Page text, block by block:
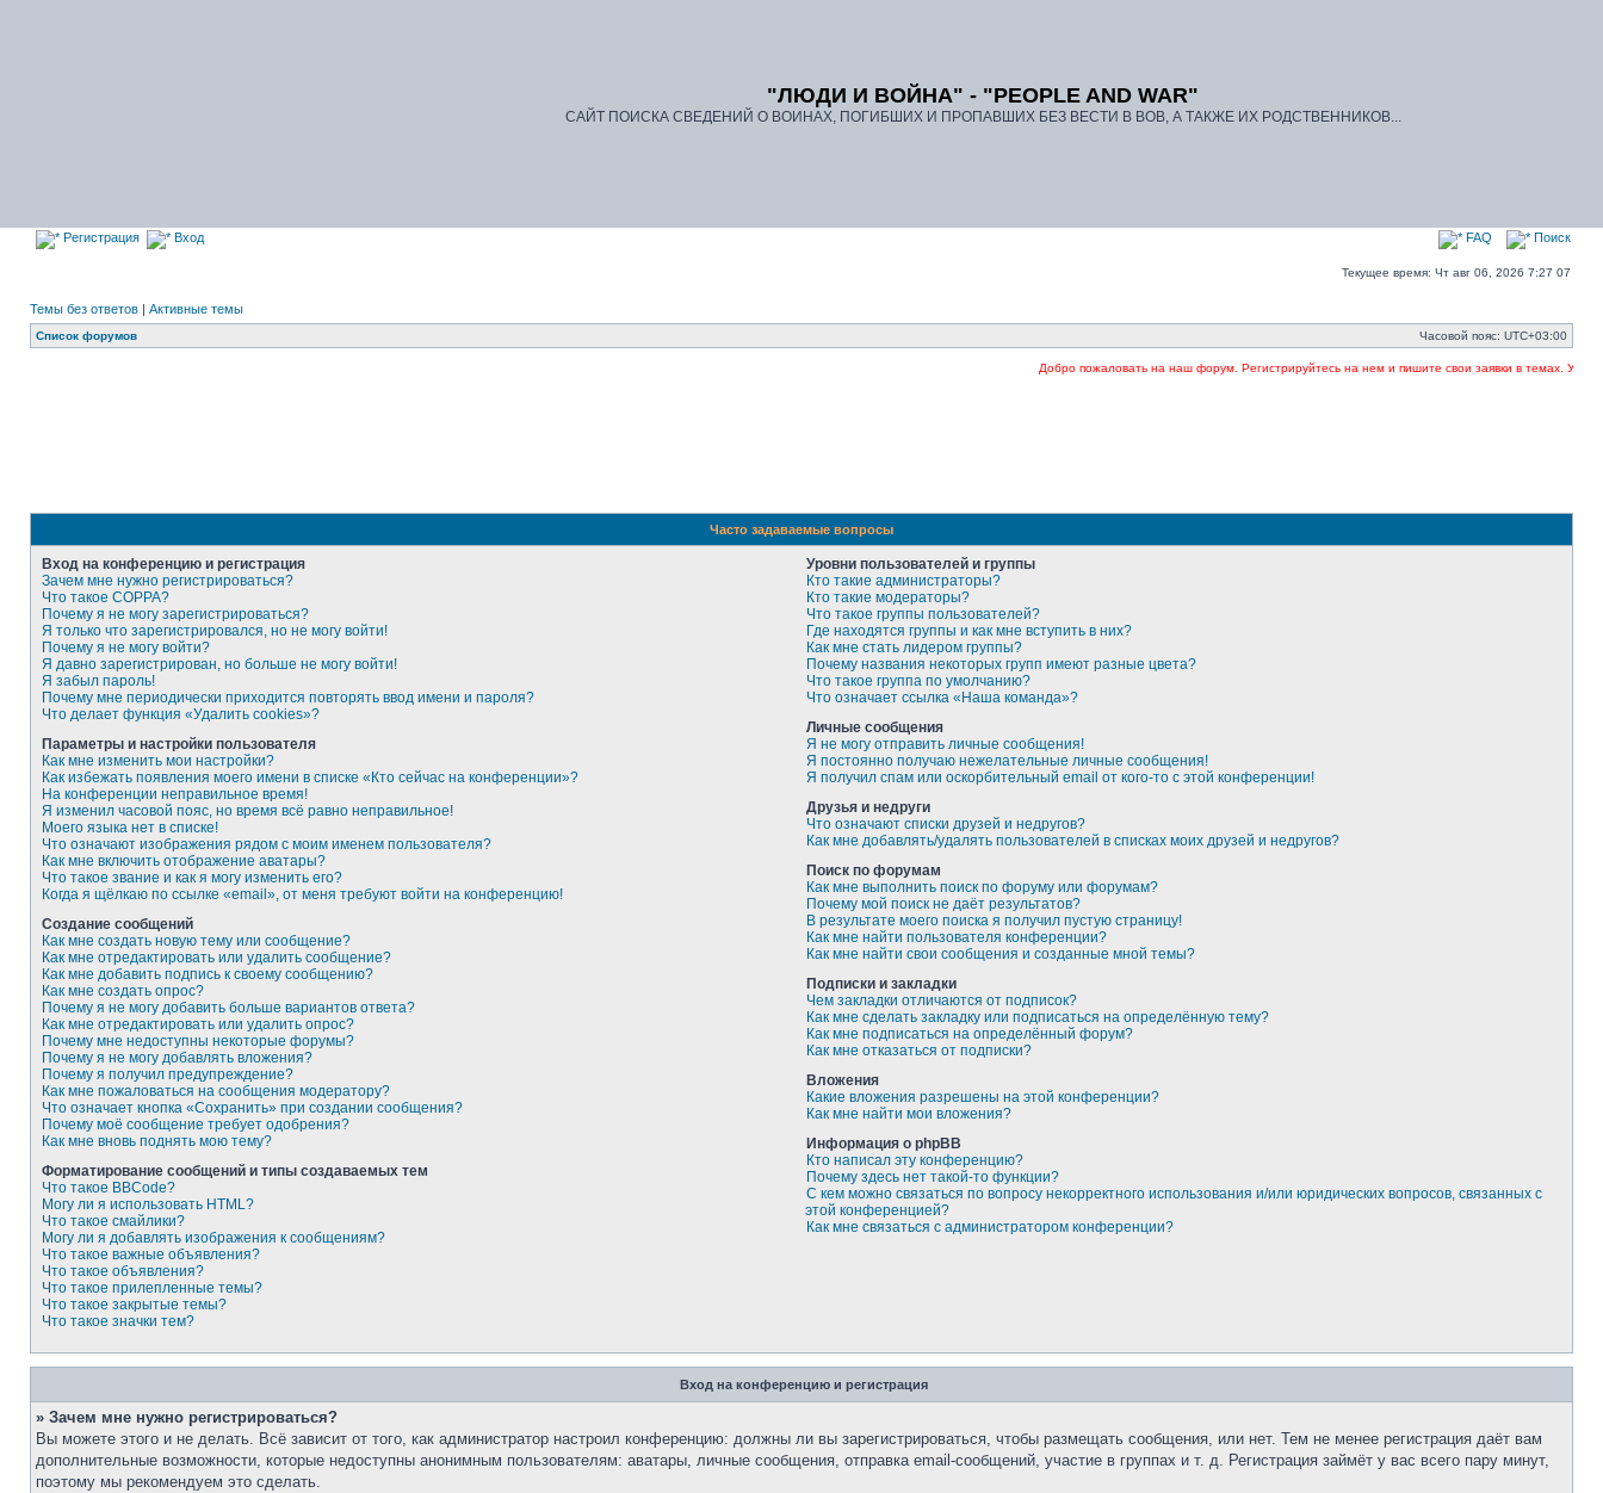
"ЛЮДИ И ВОЙНА" - "PEOPLE AND WAR"
САЙТ ПОИСКА СВЕДЕНИЙ О ВОИНАХ, ПОГИБШИХ И ПРОПАВШИХ БЕЗ ВЕСТИ В ВОВ, А ТАКЖЕ ИХ РОДСТВЕННИКОВ...
Регистрация Вход FAQ Поиск
Текущее время: Чт авг 06, 2026 7:27 07
Темы без ответов | Активные темы
Список форумов Часовой пояс: UTC+03:00
Добро пожаловать на наш форум. Регистрируйтесь на нем и пишите свои заявки в темах. Указывайте в
Часто задаваемые вопросы
Вход на конференцию и регистрация
Зачем мне нужно регистрироваться?
Что такое COPPA?
Почему я не могу зарегистрироваться?
Я только что зарегистрировался, но не могу войти!
Почему я не могу войти?
Я давно зарегистрирован, но больше не могу войти!
Я забыл пароль!
Почему мне периодически приходится повторять ввод имени и пароля?
Что делает функция «Удалить cookies»?
Параметры и настройки пользователя
Как мне изменить мои настройки?
Как избежать появления моего имени в списке «Кто сейчас на конференции»?
На конференции неправильное время!
Я изменил часовой пояс, но время всё равно неправильное!
Моего языка нет в списке!
Что означают изображения рядом с моим именем пользователя?
Как мне включить отображение аватары?
Что такое звание и как я могу изменить его?
Когда я щёлкаю по ссылке «email», от меня требуют войти на конференцию!
Создание сообщений
Как мне создать новую тему или сообщение?
Как мне отредактировать или удалить сообщение?
Как мне добавить подпись к своему сообщению?
Как мне создать опрос?
Почему я не могу добавить больше вариантов ответа?
Как мне отредактировать или удалить опрос?
Почему мне недоступны некоторые форумы?
Почему я не могу добавлять вложения?
Почему я получил предупреждение?
Как мне пожаловаться на сообщения модератору?
Что означает кнопка «Сохранить» при создании сообщения?
Почему моё сообщение требует одобрения?
Как мне вновь поднять мою тему?
Форматирование сообщений и типы создаваемых тем
Что такое BBCode?
Могу ли я использовать HTML?
Что такое смайлики?
Могу ли я добавлять изображения к сообщениям?
Что такое важные объявления?
Что такое объявления?
Что такое прилепленные темы?
Что такое закрытые темы?
Что такое значки тем?
Уровни пользователей и группы
Кто такие администраторы?
Кто такие модераторы?
Что такое группы пользователей?
Где находятся группы и как мне вступить в них?
Как мне стать лидером группы?
Почему названия некоторых групп имеют разные цвета?
Что такое группа по умолчанию?
Что означает ссылка «Наша команда»?
Личные сообщения
Я не могу отправить личные сообщения!
Я постоянно получаю нежелательные личные сообщения!
Я получил спам или оскорбительный email от кого-то с этой конференции!
Друзья и недруги
Что означают списки друзей и недругов?
Как мне добавлять/удалять пользователей в списках моих друзей и недругов?
Поиск по форумам
Как мне выполнить поиск по форуму или форумам?
Почему мой поиск не даёт результатов?
В результате моего поиска я получил пустую страницу!
Как мне найти пользователя конференции?
Как мне найти свои сообщения и созданные мной темы?
Подписки и закладки
Чем закладки отличаются от подписок?
Как мне сделать закладку или подписаться на определённую тему?
Как мне подписаться на определённый форум?
Как мне отказаться от подписки?
Вложения
Какие вложения разрешены на этой конференции?
Как мне найти мои вложения?
Информация о phpBB
Кто написал эту конференцию?
Почему здесь нет такой-то функции?
С кем можно связаться по вопросу некорректного использования и/или юридических вопросов, связанных с
этой конференцией?
Как мне связаться с администратором конференции?
Вход на конференцию и регистрация
» Зачем мне нужно регистрироваться?
Вы можете этого и не делать. Всё зависит от того, как администратор настроил конференцию: должны ли вы зарегистрироваться, чтобы размещать сообщения, или нет. Тем не менее регистрация даёт вам
дополнительные возможности, которые недоступны анонимным пользователям: аватары, личные сообщения, отправка email-сообщений, участие в группах и т. д. Регистрация займёт у вас всего пару минут,
поэтому мы рекомендуем это сделать.